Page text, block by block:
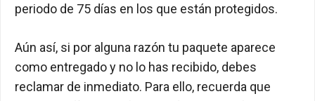
periodo de 75 días en los que están protegidos.
Aún así, si por alguna razón tu paquete aparece
como entregado y no lo has recibido, debes
reclamar de inmediato. Para ello, recuerda que